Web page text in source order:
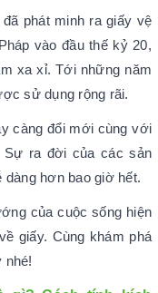
phát minh ra giấy vệ
vào đầu thế kỷ 20,
xa xỉ. Tới những năm
sử dụng rộng rãi.
càng đổi mới cùng với
Sự ra đời của các sản
dàng hơn bao giờ hết.
của cuộc sống hiện
giấy. Cùng khám phá
nhé!